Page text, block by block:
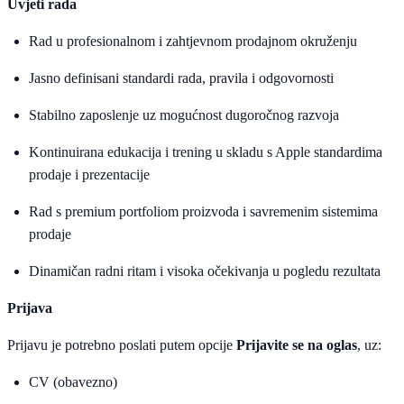
Uvjeti rada
Rad u profesionalnom i zahtjevnom prodajnom okruženju
Jasno definisani standardi rada, pravila i odgovornosti
Stabilno zaposlenje uz mogućnost dugoročnog razvoja
Kontinuirana edukacija i trening u skladu s Apple standardima
prodaje i prezentacije
Rad s premium portfoliom proizvoda i savremenim sistemima
prodaje
Dinamičan radni ritam i visoka očekivanja u pogledu rezultata
Prijava
Prijavu je potrebno poslati putem opcije Prijavite se na oglas, uz:
CV (obavezno)